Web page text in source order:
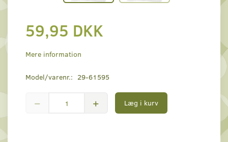
59,95 DKK
Mere information
Model/varenr.: 29-61595
Læg i kurv